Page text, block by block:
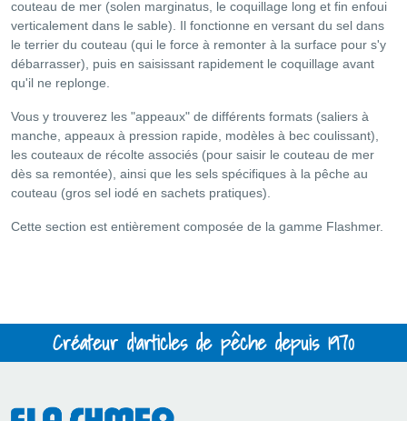
couteau de mer (solen marginatus, le coquillage long et fin enfoui
verticalement dans le sable). Il fonctionne en versant du sel dans
le terrier du couteau (qui le force à remonter à la surface pour s'y
débarrasser), puis en saisissant rapidement le coquillage avant
qu'il ne replonge.
Vous y trouverez les "appeaux" de différents formats (saliers à
manche, appeaux à pression rapide, modèles à bec coulissant),
les couteaux de récolte associés (pour saisir le couteau de mer
dès sa remontée), ainsi que les sels spécifiques à la pêche au
couteau (gros sel iodé en sachets pratiques).
Cette section est entièrement composée de la gamme Flashmer.
Créateur d'articles de pêche depuis 1970